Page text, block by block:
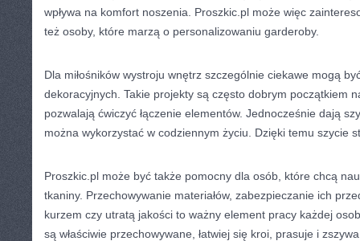
wpływa na komfort noszenia. Proszkic.pl może więc
też osoby, które marzą o personalizowaniu garderoby.
Dla miłośników wystroju wnętrz szczególnie ciekawe mogą
dekoracyjnych. Takie projekty są często dobrym początkiem
pozwalają ćwiczyć łączenie elementów. Jednocześnie dają
można wykorzystać w codziennym życiu. Dzięki temu szycie
Proszkic.pl może być także pomocny dla osób, które chcą
tkaniny. Przechowywanie materiałów, zabezpieczanie ich
kurzem czy utratą jakości to ważny element pracy każdej
są właściwie przechowywane, łatwiej się kroi, prasuje i